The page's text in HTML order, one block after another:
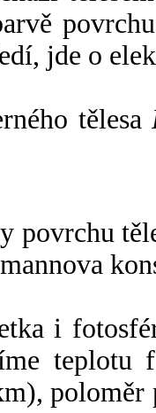
jde o
tělesa
povrchu
i